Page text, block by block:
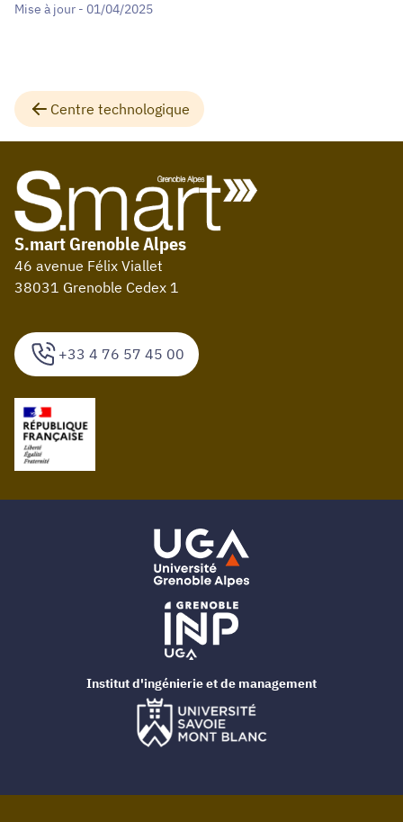
Mise à jour - 01/04/2025
Centre technologique
+33 4 76 57 45 00
S.mart Grenoble Alpes
46 avenue Félix Viallet
38031 Grenoble Cedex 1
Institut d'ingénierie et de management